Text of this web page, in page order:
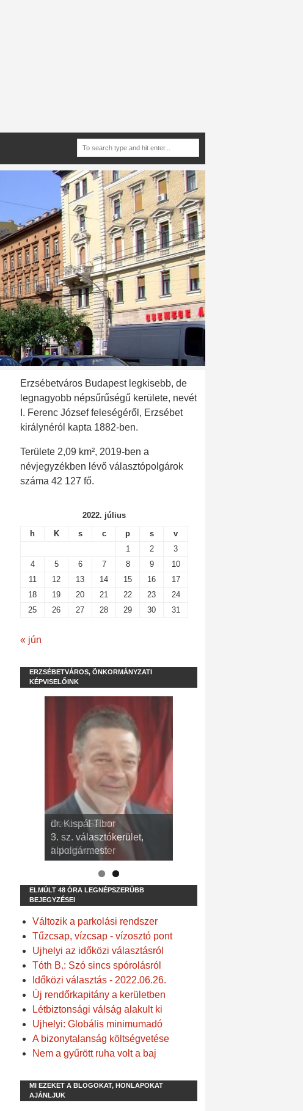
Erzsébetváros Budapest legkisebb, de
legnagyobb népsűrűségű kerülete, nevét
I. Ferenc József feleségéről, Erzsébet
királynéról kapta 1882-ben.
Területe 2,09 km², 2019-ben a
névjegyzékben lévő választópolgárok
száma 42 127 fő.
2022. július
h
K s c p s
v
1
2
3
4
5 6 7 8 9
10
11
12 13 14 15 16
17
18
19 20 21 22 23
24
25
26 27 28 29 30 31
« jún
ERZSÉBETVÁROS, ÖNKORMÁNYZATI
KÉPVISELŐINK
dr. Kispál Tibor
3. sz. választókerület,
alpolgármester
Devosa Gábor
9. sz. választókerület,
frakcióvezető
ELMÚLT 48 ÓRA LEGNÉPSZERŰBB
BEJEGYZÉSEI
Változik a parkolási rendszer
Tűzcsap, vízcsap - vízosztó pont
Ujhelyi az időközi választásról
Tóth B.: Szó sincs spórolásról
Időközi választás - 2022.06.26.
Új rendőrkapitány a kerületben
Létbiztonsági válság alakult ki
Ujhelyi: Globális minimumadó
A bizonytalanság költségvetése
Nem a gyűrött ruha volt a baj
MI EZEKET A BLOGOKAT, HONLAPOKAT
AJÁNLJUK